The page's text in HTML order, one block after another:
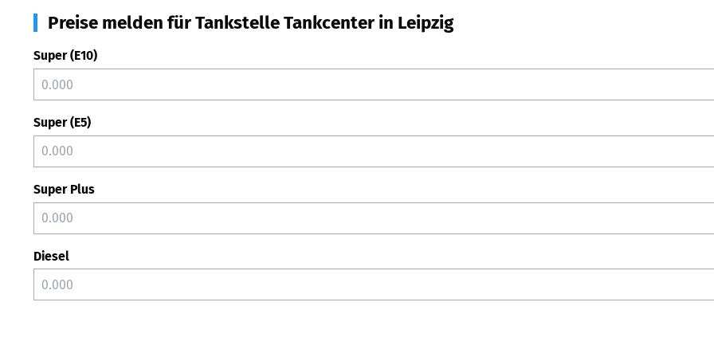
Preise melden für Tankstelle Tankcenter in Leipzig
Super (E10)
Super (E5)
Super Plus
Diesel